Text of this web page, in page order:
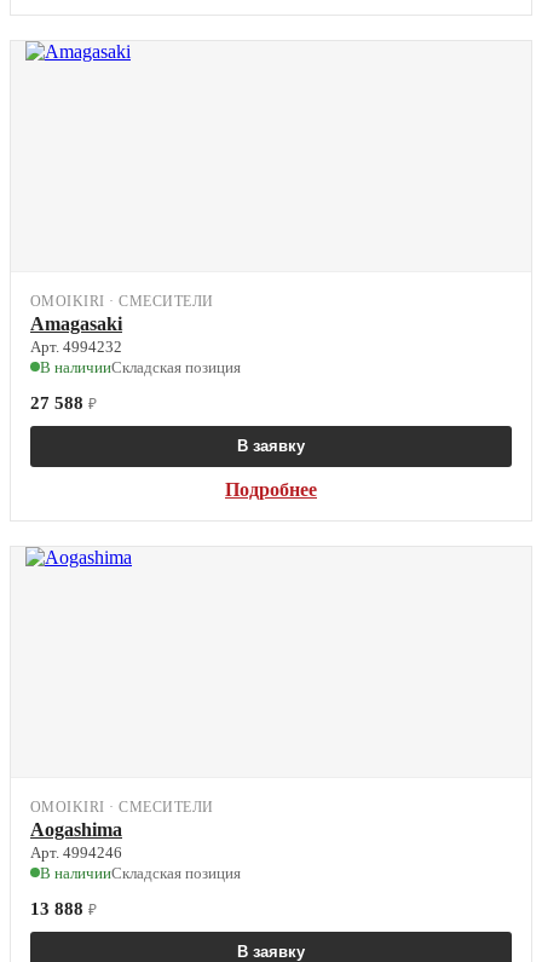
OMOIKIRI · СМЕСИТЕЛИ
Amagasaki
Арт. 4994232
В наличииСкладская позиция
27 588 ₽
В заявку
Подробнее
OMOIKIRI · СМЕСИТЕЛИ
Aogashima
Арт. 4994246
В наличииСкладская позиция
13 888 ₽
В заявку